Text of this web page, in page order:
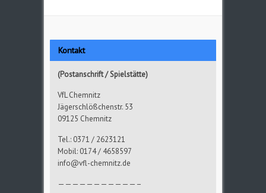
Kontakt
(Postanschrift / Spielstätte)
VfL Chemnitz
Jägerschlößchenstr. 53
09125 Chemnitz
Tel.: 0371 / 2623121
Mobil: 0174 / 4658597
info@vfl-chemnitz.de
———————————–